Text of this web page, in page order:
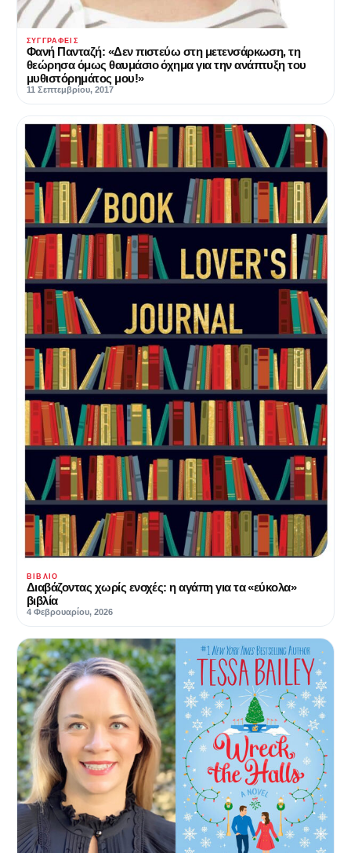
ΣΥΓΓΡΑΦΕΊΣ
Φανή Πανταζή: «Δεν πιστεύω στη μετενσάρκωση, τη
θεώρησα όμως θαυμάσιο όχημα για την ανάπτυξη του
μυθιστόρημάτος μου!»
11 Σεπτεμβρίου, 2017
ΒΙΒΛΊΟ
Διαβάζοντας χωρίς ενοχές: η αγάπη για τα «εύκολα»
βιβλία
4 Φεβρουαρίου, 2026